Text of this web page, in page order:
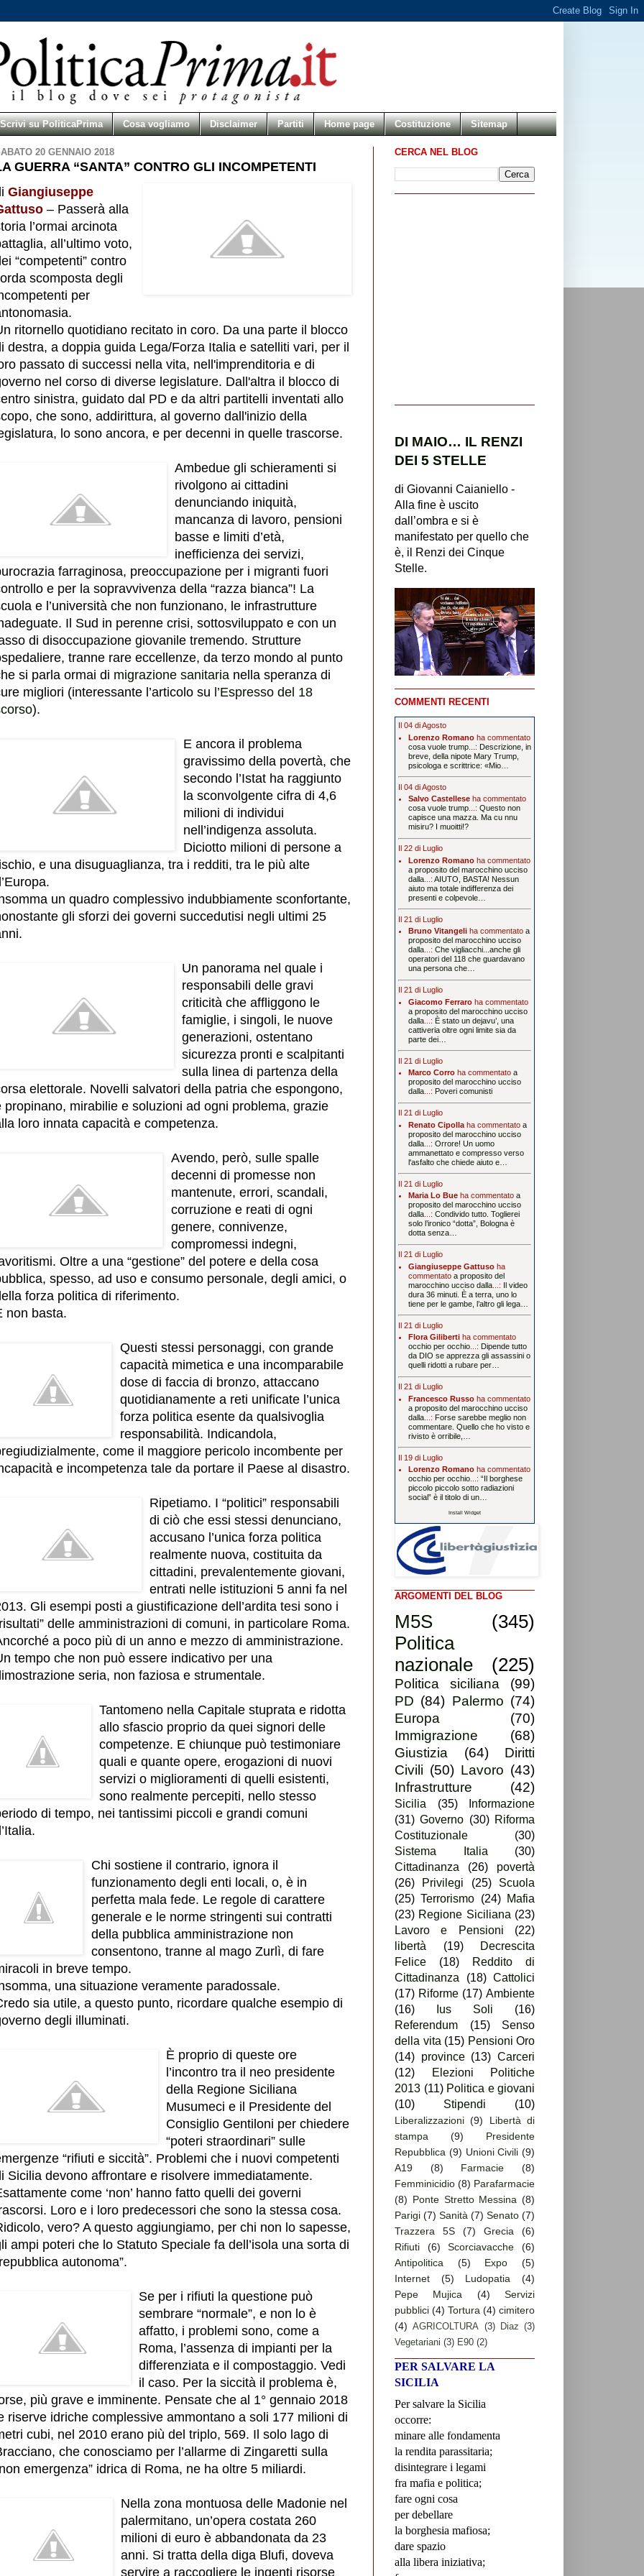
Scrivi su PoliticaPrima Cosa vogliamo Disclaimer Partiti Home page Costituzione Sitemap
20 GENNAIO 2018
GUERRA “SANTA” CONTRO GLI INCOMPETENTI
Giangiuseppe
– Passerà alla
l’ormai arcinota
all’ultimo voto,
“competenti” contro
scomposta degli
per
ritornello quotidiano recitato in coro. Da una parte il blocco
destra, a doppia guida Lega/Forza Italia e satelliti vari, per il
passato di successi nella vita, nell'imprenditoria e di
nel corso di diverse legislature. Dall'altra il blocco di
sinistra, guidato dal PD e da altri partitelli inventati allo
che sono, addirittura, al governo dall'inizio della
lo sono ancora, e per decenni in quelle trascorse.
Ambedue gli schieramenti si
rivolgono ai cittadini
denunciando iniquità,
mancanza di lavoro, pensioni
basse e limiti d’età,
inefficienza dei servizi,
farraginosa, preoccupazione per i migranti fuori
e per la sopravvivenza della “razza bianca”! La
e l’università che non funzionano, le infrastrutture
Il Sud in perenne crisi, sottosviluppato e con un
di disoccupazione giovanile tremendo. Strutture
tranne rare eccellenze, da terzo mondo al punto
si parla ormai di migrazione sanitaria nella speranza di
migliori (interessante l’articolo su l’Espresso del 18
).
E ancora il problema
gravissimo della povertà, che
secondo l’Istat ha raggiunto
la sconvolgente cifra di 4,6
milioni di individui
nell’indigenza assoluta.
Diciotto milioni di persone a
e una disuguaglianza, tra i redditi, tra le più alte
un quadro complessivo indubbiamente sconfortante,
gli sforzi dei governi succedutisi negli ultimi 25
Un panorama nel quale i
responsabili delle gravi
criticità che affliggono le
famiglie, i singoli, le nuove
generazioni, ostentano
sicurezza pronti e scalpitanti
sulla linea di partenza della
elettorale. Novelli salvatori della patria che espongono,
propinano, mirabilie e soluzioni ad ogni problema, grazie
loro innata capacità e competenza.
Avendo, però, sulle spalle
decenni di promesse non
mantenute, errori, scandali,
corruzione e reati di ogni
genere, connivenze,
compromessi indegni,
Oltre a una “gestione” del potere e della cosa
spesso, ad uso e consumo personale, degli amici, o
forza politica di riferimento.
non basta.
Questi stessi personaggi, con grande
capacità mimetica e una incomparabile
dose di faccia di bronzo, attaccano
quotidianamente a reti unificate l’unica
forza politica esente da qualsivoglia
responsabilità. Indicandola,
come il maggiore pericolo incombente per
e incompetenza tale da portare il Paese al disastro.
Ripetiamo. I “politici” responsabili
di ciò che essi stessi denunciano,
accusano l’unica forza politica
realmente nuova, costituita da
cittadini, prevalentemente giovani,
entrati nelle istituzioni 5 anni fa nel
Gli esempi posti a giustificazione dell’ardita tesi sono i
delle amministrazioni di comuni, in particolare Roma.
a poco più di un anno e mezzo di amministrazione.
tempo che non può essere indicativo per una
seria, non faziosa e strumentale.
Tantomeno nella Capitale stuprata e ridotta
allo sfascio proprio da quei signori delle
competenze. E chiunque può testimoniare
quali e quante opere, erogazioni di nuovi
servizi o miglioramenti di quelli esistenti,
sono realmente percepiti, nello stesso
di tempo, nei tantissimi piccoli e grandi comuni
Chi sostiene il contrario, ignora il
funzionamento degli enti locali, o, è in
perfetta mala fede. Le regole di carattere
generale e le norme stringenti sui contratti
della pubblica amministrazione non
consentono, tranne al mago Zurlì, di fare
in breve tempo.
una situazione veramente paradossale.
sia utile, a questo punto, ricordare qualche esempio di
degli illuminati.
È proprio di queste ore
l’incontro tra il neo presidente
della Regione Siciliana
Musumeci e il Presidente del
Consiglio Gentiloni per chiedere
“poteri straordinari” sulle
“rifiuti e siccità”. Problemi che i nuovi competenti
Sicilia devono affrontare e risolvere immediatamente.
come ‘non’ hanno fatto quelli dei governi
Loro e i loro predecessori che sono la stessa cosa.
vero? A questo aggiungiamo, per chi non lo sapesse,
ampi poteri che lo Statuto Speciale fa dell’isola una sorta di
autonoma”.
Se per i rifiuti la questione può
sembrare “normale”, e non lo è
affatto, i problemi sono, come a
Roma, l’assenza di impianti per la
differenziata e il compostaggio. Vedi
il caso. Per la siccità il problema è,
più grave e imminente. Pensate che al 1° gennaio 2018
riserve idriche complessive ammontano a soli 177 milioni di
cubi, nel 2010 erano più del triplo, 569. Il solo lago di
che conosciamo per l’allarme di Zingaretti sulla
emergenza” idrica di Roma, ne ha oltre 5 miliardi.
Nella zona montuosa delle Madonie nel
palermitano, un’opera costata 260
milioni di euro è abbandonata da 23
anni. Si tratta della diga Blufi, doveva
servire a raccogliere le ingenti risorse
CERCA NEL BLOG
DI MAIO… IL RENZI
DEI 5 STELLE
di Giovanni Caianiello -
Alla fine è uscito
dall’ombra e si è
manifestato per quello che
è, il Renzi dei Cinque
Stelle.
COMMENTI RECENTI
Il 04 di Agosto
Lorenzo Romanoha commentato
cosa vuole trump...: Descrizione, in
breve, della nipote Mary Trump,
psicologa e scrittrice: «Mio…
Il 04 di Agosto
Salvo Castelleseha commentato
cosa vuole trump...: Questo non
capisce una mazza. Ma cu nnu
misiru? I muoitti!?
Il 22 di Luglio
Lorenzo Romanoha commentato
a proposito del marocchino ucciso
dalla...: AIUTO, BASTA! Nessun
aiuto ma totale indifferenza dei
presenti e colpevole…
Il 21 di Luglio
Bruno Vitangeliha commentato a
proposito del marocchino ucciso
dalla...: Che vigliacchi...anche gli
operatori del 118 che guardavano
una persona che…
Il 21 di Luglio
Giacomo Ferraroha commentato
a proposito del marocchino ucciso
dalla...: È stato un dejavu’, una
cattiveria oltre ogni limite sia da
parte dei…
Il 21 di Luglio
Marco Corroha commentato a
proposito del marocchino ucciso
dalla...: Poveri comunisti
Il 21 di Luglio
Renato Cipollaha commentato a
proposito del marocchino ucciso
dalla...: Orrore! Un uomo
ammanettato e compresso verso
l'asfalto che chiede aiuto e…
Il 21 di Luglio
Maria Lo Bueha commentato a
proposito del marocchino ucciso
dalla...: Condivido tutto. Toglierei
solo l’ironico “dotta”, Bologna è
dotta senza…
Il 21 di Luglio
Giangiuseppe Gattusoha
commentato a proposito del
marocchino ucciso dalla...: Il video
dura 36 minuti. È a terra, uno lo
tiene per le gambe, l’altro gli lega…
Il 21 di Luglio
Flora Gilibertiha commentato
occhio per occhio...: Dipende tutto
da DIO se apprezza gli assassini o
quelli ridotti a rubare per…
Il 21 di Luglio
Francesco Russoha commentato
a proposito del marocchino ucciso
dalla...: Forse sarebbe meglio non
commentare. Quello che ho visto e
rivisto è orribile,…
Il 19 di Luglio
Lorenzo Romanoha commentato
occhio per occhio...: “Il borghese
piccolo piccolo sotto radiazioni
social” è il titolo di un…
Install Widget
ARGOMENTI DEL BLOG
M5S
(345)
Politica
nazionale
(225)
Politica siciliana
(99)
PD (84) Palermo (74)
Europa
(70)
Immigrazione
(68)
Giustizia
(64)
Diritti
Civili (50) Lavoro (43)
Infrastrutture
(42)
Sicilia (35)
Informazione
(31) Governo (30) Riforma
Costituzionale
(30)
Sistema Italia
(30)
Cittadinanza
(26)
povertà
(26)
Privilegi (25)
Scuola
(25) Terrorismo (24)
Mafia
(23) Regione Siciliana (23)
Lavoro e Pensioni
(22)
libertà
(19)
Decrescita
Felice
(18)
Reddito di
Cittadinanza
(18) Cattolici
(17) Riforme (17) Ambiente
(16)
Ius Soli
(16)
Referendum
(15)
Senso
della vita (15) Pensioni Oro
(14) province (13) Carceri
(12)
Elezioni Politiche
2013 (11) Politica e giovani
(10)
Stipendi (10)
Liberalizzazioni (9)
Libertà di
stampa
(9)
Presidente
Repubblica (9) Unioni Civili (9)
A19
(8) Farmacie
(8)
Femminicidio (8) Parafarmacie
(8) Ponte Stretto Messina (8)
Parigi (7) Sanità (7) Senato (7)
Trazzera 5S
(7) Grecia
(6)
Rifiuti
(6) Scorciavacche
(6)
Antipolitica
(5) Expo
(5)
Internet
(5) Ludopatia
(4)
Pepe Mujica
(4)
Servizi
pubblici (4) Tortura (4) cimitero
(4) AGRICOLTURA (3) Diaz (3)
Vegetariani (3) E90 (2)
PER SALVARE LA
SICILIA
Per salvare la Sicilia
occorre:
minare alle fondamenta
la rendita parassitaria;
disintegrare i legami
fra mafia e politica;
fare ogni cosa
per debellare
la borghesia mafiosa;
dare spazio
alla libera iniziativa;